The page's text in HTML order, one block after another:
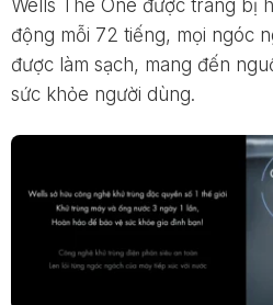
Wells The One được trang bị
động mỗi 72 tiếng, mọi ngóc
được làm sạch, mang đến
sức khỏe người dùng.